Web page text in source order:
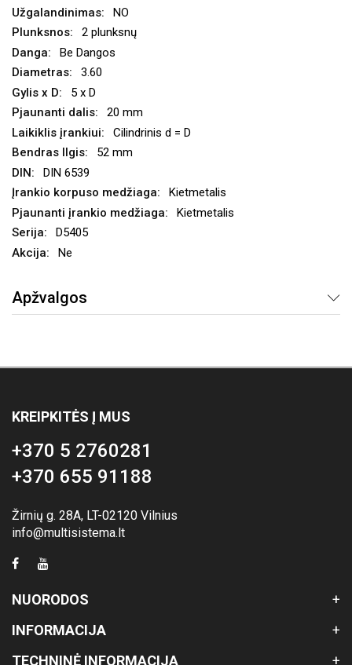
NO
2 plunksnų
Be Dangos
3.60
5 x D
20 mm
Cilindrinis d = D
52 mm
DIN 6539
Kietmetalis
Kietmetalis
D5405
Ne
Apžvalgos
KREIPKITĖS Į MUS
+370 5 2760281
+370 655 91188
Žirnių g. 28A, LT-02120 Vilnius
info@multisistema.lt
NUORODOS
INFORMACIJA
TECHNINĖ INFORMACIJA